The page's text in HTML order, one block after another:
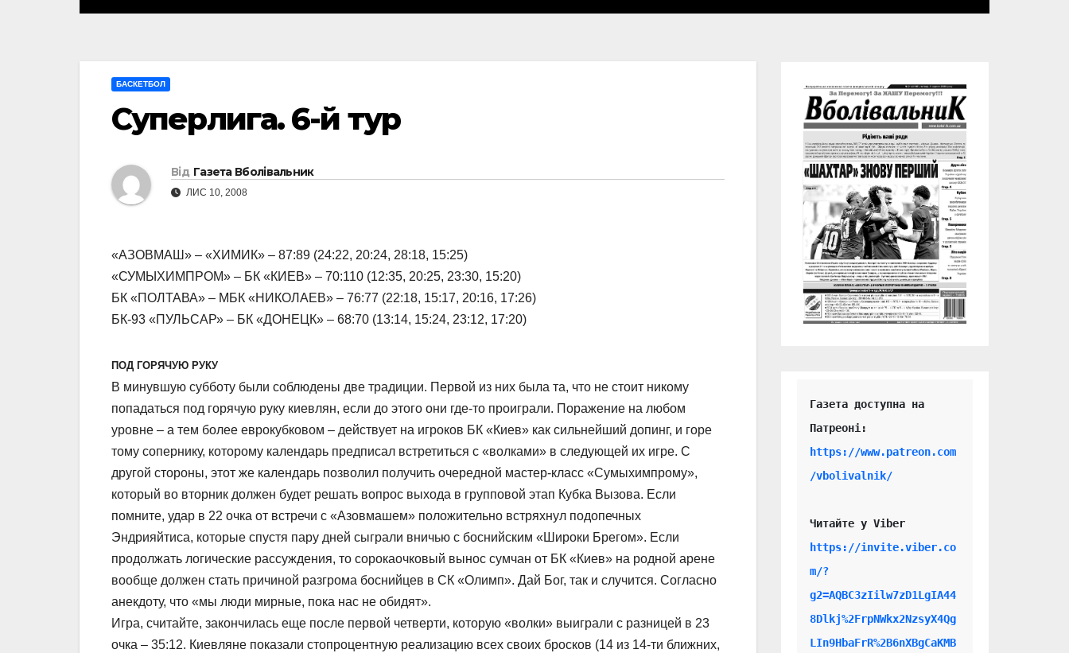
БАСКЕТБОЛ
Суперлига. 6-й тур
Від Газета Вболівальник
ЛИС 10, 2008
«АЗОВМАШ» – «ХИМИК» – 87:89 (24:22, 20:24, 28:18, 15:25)
«СУМЫХИМПРОМ» – БК «КИЕВ» – 70:110 (12:35, 20:25, 23:30, 15:20)
БК «ПОЛТАВА» – МБК «НИКОЛАЕВ» – 76:77 (22:18, 15:17, 20:16, 17:26)
БК-93 «ПУЛЬСАР» – БК «ДОНЕЦК» – 68:70 (13:14, 15:24, 23:12, 17:20)
ПОД ГОРЯЧУЮ РУКУ
В минувшую субботу были соблюдены две традиции. Первой из них была та, что не стоит никому
попадаться под горячую руку киевлян, если до этого они где-то проиграли. Поражение на любом
уровне – а тем более еврокубковом – действует на игроков БК «Киев» как сильнейший допинг, и горе
тому сопернику, которому календарь предписал встретиться с «волками» в следующей их игре. С
другой стороны, этот же календарь позволил получить очередной мастер-класс «Сумыхимпрому»,
который во вторник должен будет решать вопрос выхода в групповой этап Кубка Вызова. Если
помните, удар в 22 очка от встречи с «Азовмашем» положительно встряхнул подопечных
Эндрияйтиса, которые спустя пару дней сыграли вничью с боснийским «Широки Брегом». Если
продолжать логические рассуждения, то сорокаочковый вынос сумчан от БК «Киев» на родной арене
вообще должен стать причиной разгрома боснийцев в СК «Олимп». Дай Бог, так и случится. Согласно
анекдоту, что «мы люди мирные, пока нас не обидят».
Игра, считайте, закончилась еще после первой четверти, которую «волки» выиграли с разницей в 23
очка – 35:12. Киевляне показали стопроцентную реализацию всех своих бросков (14 из 14-ти ближних,
Газета доступна на
https://www.patreon.com
/vbolivalnik/
Читайте у Viber
https://invite.viber.co
m/?
g2=AQBC3zIilw7zD1LgIA44
8Dlkj%2FrpNWkx2NzsyX4Qg
LIn9HbaFrR%2B6nXBgCaKMB